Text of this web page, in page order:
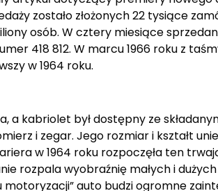
zostało złożonych 22 tysiące
osób. W cztery miesiące
418 812. W marcu 1966 roku z
w 1964 roku.
kabriolet był dostępny ze
i zegar. Jego rozmiar i kształt
w 1964 roku rozpoczęła ten
rozpala wyobraźnię małych i
auto budzi ogromne